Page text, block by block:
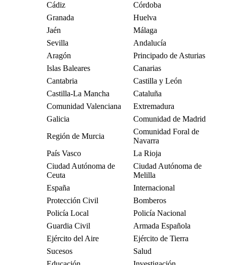
Cádiz
Córdoba
Granada
Huelva
Jaén
Málaga
Sevilla
Andalucía
Aragón
Principado de Asturias
Islas Baleares
Canarias
Cantabria
Castilla y León
Castilla-La Mancha
Cataluña
Comunidad Valenciana
Extremadura
Galicia
Comunidad de Madrid
Región de Murcia
Comunidad Foral de
Navarra
País Vasco
La Rioja
Ciudad Autónoma de
Ceuta
Ciudad Autónoma de
Melilla
España
Internacional
Protección Civil
Bomberos
Policía Local
Policía Nacional
Guardia Civil
Armada Española
Ejército del Aire
Ejército de Tierra
Sucesos
Salud